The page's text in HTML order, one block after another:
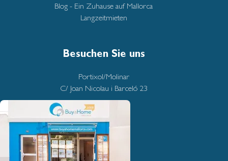
Blog - Ein Zuhause auf Mallorca
Langzeitmieten
Besuchen Sie uns
Portixol/Molinar
C/ Joan Nicolau i Barceló 23